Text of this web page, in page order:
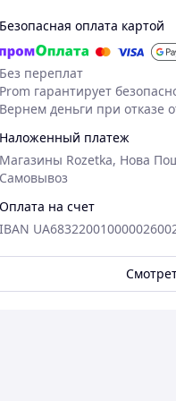
Безопасная оплата картой
Без переплат
Prom гарантирует
Вернем деньги при отказе
Наложенный платеж
Магазины Rozetka, Нова
Самовывоз
Оплата на счет
IBAN